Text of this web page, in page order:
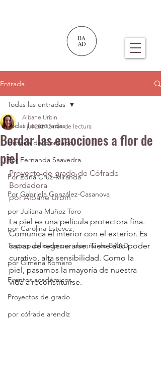
Entrada
Todas las entradas
Historia del bordado
Por Fernanda Saavedra
Por Edna Cruz-Miranda
Por Gabriela González-Casanova
por Juliana Muñoz Toro
por Carolina Estevez
Texto publicado por alumna de BAAD
por Gimena Romero
Eventos académicos
Proyectos de grado
por cófrade arendíz
Todas las entradas
Bordar las emociones a flor de
piel
Albane Urbin
1 jul 2024 2 min de lectura
Proyecto de grado de Cófrade
Bordadora
por Albane Urbin
La piel es una película protectora fina.
Comunica el interior con el exterior. Es
capaz de regenerarse. Tiene alto poder
curativo, alta sensibilidad. Como la
piel, pasamos la mayoría de nuestra
vida a reconstituirse.